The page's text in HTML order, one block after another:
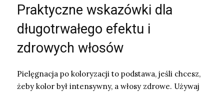
Praktyczne wskazówki dla
długotrwałego efektu i
zdrowych włosów
Pielęgnacja po koloryzacji to podstawa, jeśli chcesz,
żeby kolor był intensywny, a włosy zdrowe. Używaj